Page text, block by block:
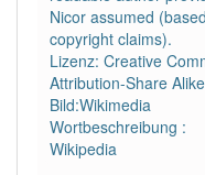
Wörter mit Endung
anderen Artikeldie:
Das Wort wird
Fachsprache
Nicor assumed
copyright claims).
Lizenz: Creative
Attribution-Share
Bild:Wikimedia
Wortbeschreibung :
Wikipedia